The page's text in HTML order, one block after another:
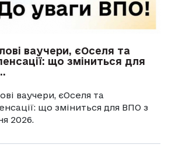
ваучери, єОселя та
що зміниться для
ваучери, єОселя та
що зміниться для ВПО з
2026.